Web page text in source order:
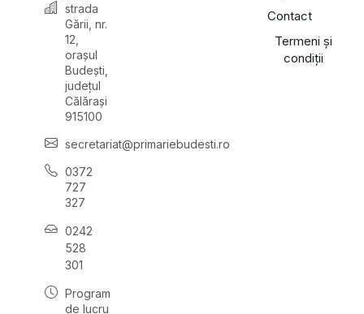
strada
Gării, nr.
12,
orașul
Budești,
județul
Călărași
915100
secretariat@primariebudesti.ro
0372
727
327
0242
528
301
Program
de lucru
Contact
Termeni și
condiții